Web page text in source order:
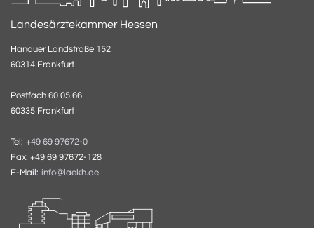
Landesärztekammer Hessen
Hanauer Landstraße 152
60314 Frankfurt
Postfach 60 05 66
60335 Frankfurt
Tel: +49 69 97672-0
Fax: +49 69 97672-128
E-Mail: info@laekh.de